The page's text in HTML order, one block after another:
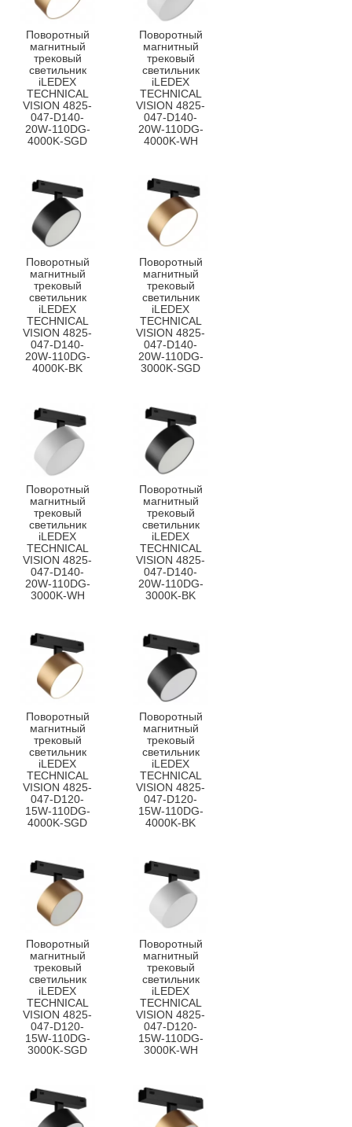
Поворотный
магнитный
трековый
светильник
iLEDEX
TECHNICAL
VISION 4825-
047-D140-
20W-110DG-
4000K-SGD
Поворотный
магнитный
трековый
светильник
iLEDEX
TECHNICAL
VISION 4825-
047-D140-
20W-110DG-
4000K-WH
Поворотный
магнитный
трековый
светильник
iLEDEX
TECHNICAL
VISION 4825-
047-D140-
20W-110DG-
4000K-BK
Поворотный
магнитный
трековый
светильник
iLEDEX
TECHNICAL
VISION 4825-
047-D140-
20W-110DG-
3000K-SGD
Поворотный
магнитный
трековый
светильник
iLEDEX
TECHNICAL
VISION 4825-
047-D140-
20W-110DG-
3000K-WH
Поворотный
магнитный
трековый
светильник
iLEDEX
TECHNICAL
VISION 4825-
047-D140-
20W-110DG-
3000K-BK
Поворотный
магнитный
трековый
светильник
iLEDEX
TECHNICAL
VISION 4825-
047-D120-
15W-110DG-
4000K-SGD
Поворотный
магнитный
трековый
светильник
iLEDEX
TECHNICAL
VISION 4825-
047-D120-
15W-110DG-
4000K-BK
Поворотный
магнитный
трековый
светильник
iLEDEX
TECHNICAL
VISION 4825-
047-D120-
15W-110DG-
3000K-SGD
Поворотный
магнитный
трековый
светильник
iLEDEX
TECHNICAL
VISION 4825-
047-D120-
15W-110DG-
3000K-WH